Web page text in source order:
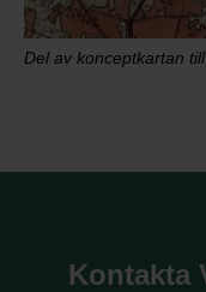
Del av konceptkartan
Kontakta